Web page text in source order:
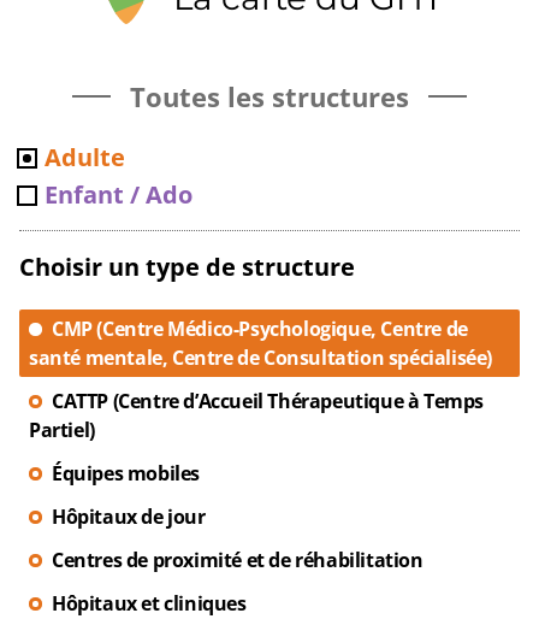
Toutes les structures
Adulte
Enfant / Ado
Choisir un type de structure
CMP (Centre Médico-Psychologique, Centre de
santé mentale, Centre de Consultation spécialisée)
CATTP (Centre d’Accueil Thérapeutique à Temps
Partiel)
Équipes mobiles
Hôpitaux de jour
Centres de proximité et de réhabilitation
Hôpitaux et cliniques